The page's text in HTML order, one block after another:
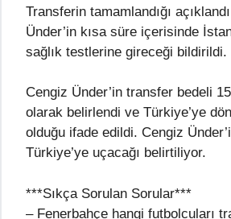
Transferin tamamlandığı
Ünder’in kısa süre içerisinde
sağlık testlerine gireceği bildirildi.
Cengiz Ünder’in transfer bedeli
olarak belirlendi ve Türkiye’ye
olduğu ifade edildi. Cengiz
Türkiye’ye uçacağı belirtiliyor.
***Sıkça Sorulan Sorular***
– Fenerbahçe hangi futbolcuları